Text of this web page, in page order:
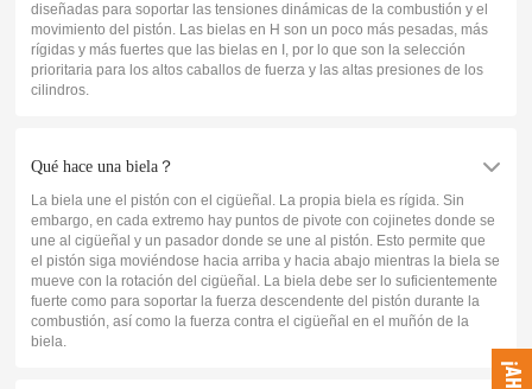
diseñadas para soportar las tensiones dinámicas de la combustión y el
movimiento del pistón. Las bielas en H son un poco más pesadas, más
rígidas y más fuertes que las bielas en I, por lo que son la selección
prioritaria para los altos caballos de fuerza y las altas presiones de los
cilindros.
Qué hace una biela？
La biela une el pistón con el cigüeñal. La propia biela es rígida. Sin
embargo, en cada extremo hay puntos de pivote con cojinetes donde se
une al cigüeñal y un pasador donde se une al pistón. Esto permite que
el pistón siga moviéndose hacia arriba y hacia abajo mientras la biela se
mueve con la rotación del cigüeñal. La biela debe ser lo suficientemente
fuerte como para soportar la fuerza descendente del pistón durante la
combustión, así como la fuerza contra el cigüeñal en el muñón de la
biela.